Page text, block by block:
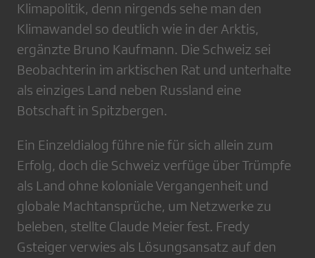
Klimapolitik, denn nirgends sehe man den
Klimawandel so deutlich wie in der Arktis,
ergänzte Bruno Kaufmann. Die Schweiz sei
Beobachterin im arktischen Rat und unterhalte
als einziges Land neben Russland eine
Botschaft in Spitzbergen.
Ein Einzeldialog führe nie für sich allein zum
Erfolg, doch die Schweiz verfüge über Trümpfe
als Land ohne koloniale Vergangenheit und
globale Machtansprüche, um Netzwerke zu
beleben, stellte Claude Meier fest. Fredy
Gsteiger verwies als Lösungsansatz auf den